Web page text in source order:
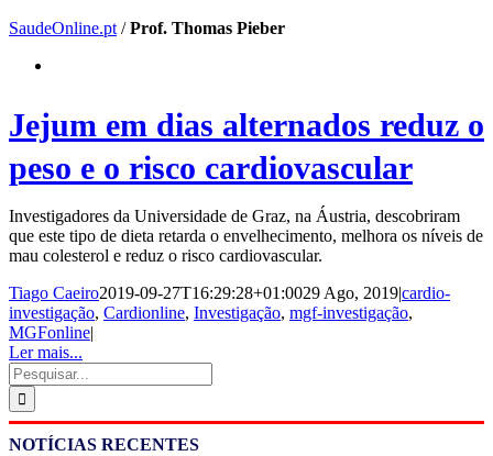
SaudeOnline.pt /Prof. Thomas Pieber
Jejum em dias alternados reduz o
peso e o risco cardiovascular
Investigadores da Universidade de Graz, na Áustria, descobriram
que este tipo de dieta retarda o envelhecimento, melhora os níveis de
mau colesterol e reduz o risco cardiovascular.
Tiago Caeiro2019-09-27T16:29:28+01:0029 Ago, 2019|cardio-
investigação, Cardionline, Investigação, mgf-investigação,
MGFonline|
Ler mais...
Pesquisar
NOTÍCIAS RECENTES